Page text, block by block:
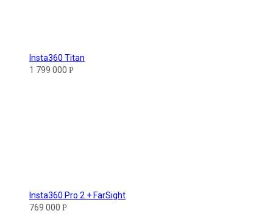
Insta360 Titan
1 799 000 Р
Insta360 Pro 2 + FarSight
769 000 Р